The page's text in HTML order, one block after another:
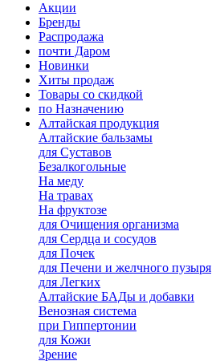
Акции
Бренды
Распродажа
почти Даром
Новинки
Хиты продаж
Товары со скидкой
по Назначению
Алтайская продукция
Алтайские бальзамы
для Суставов
Безалкогольные
На меду
На травах
На фруктозе
для Очищения организма
для Сердца и сосудов
для Почек
для Печени и желчного пузыря
для Легких
Алтайские БАДы и добавки
Венозная система
при Гиппертонии
для Кожи
Зрение